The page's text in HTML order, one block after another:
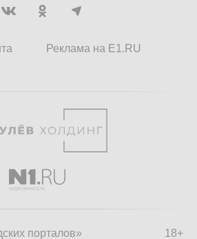
Реклама на E1.RU
18+
порталов»